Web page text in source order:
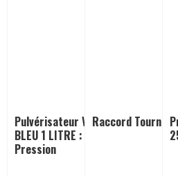
Pulvérisateur VENUS PRO 360°
BLEU 1 LITRE : Pulvérisateur À
Pression
Raccord Tournant